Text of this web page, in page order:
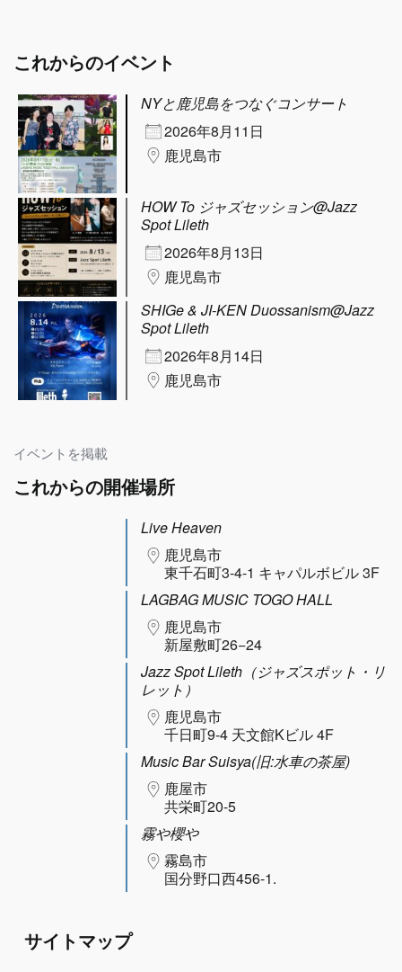
これからのイベント
NYと鹿児島をつなぐコンサート
2026年8月11日
鹿児島市
HOW To ジャズセッション@Jazz
Spot Lileth
2026年8月13日
鹿児島市
SHIGe & JI-KEN Duossanism@Jazz
Spot Lileth
2026年8月14日
鹿児島市
イベントを掲載
これからの開催場所
Live Heaven
鹿児島市
東千石町3-4-1 キャパルボビル 3F
LAGBAG MUSIC TOGO HALL
鹿児島市
新屋敷町26−24
Jazz Spot Lileth（ジャズスポット・リ
レット）
鹿児島市
千日町9-4 天文館Kビル 4F
Music Bar Suisya(旧:水車の茶屋)
鹿屋市
共栄町20-5
霧や櫻や
霧島市
国分野口西456-1.
サイトマップ